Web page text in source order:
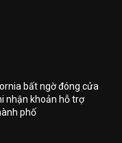
bất ngờ đóng cửa
nhận khoản hỗ trợ
phố